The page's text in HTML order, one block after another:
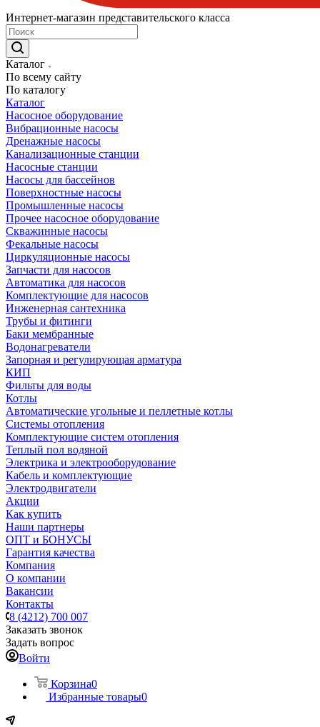
Интернет-магазин представительского класса
Каталог
По всему сайту
По каталогу
Каталог
Насосное оборудование
Вибрационные насосы
Дренажные насосы
Канализационные станции
Насосные станции
Насосы для бассейнов
Поверхностные насосы
Промышленные насосы
Прочее насосное оборудование
Скважинные насосы
Фекальные насосы
Циркуляционные насосы
Запчасти для насосов
Автоматика для насосов
Комплектующие для насосов
Инженерная сантехника
Трубы и фитинги
Баки мембранные
Водонагреватели
Запорная и регулирующая арматура
КИП
Фильты для воды
Котлы
Автоматические угольные и пеллетные котлы
Системы отопления
Комплектующие систем отопления
Теплый пол водяной
Электрика и электрооборудование
Кабель и комплектующие
Электродвигатели
Акции
Как купить
Наши партнеры
ОПТ и БОНУСЫ
Гарантия качества
Компания
О компании
Вакансии
Контакты
8 (4212) 700 007
Заказать звонок
Задать вопрос
Войти
Корзина0
Избранные товары0